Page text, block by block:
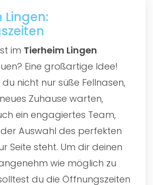
Lingen:
im Tierheim Lingen
Eine großartige Idee!
nicht nur süße Fellnasen,
Zuhause warten,
ein engagiertes Team,
Auswahl des perfekten
Seite steht. Um dir deinen
wie möglich zu
du die Öffnungszeiten